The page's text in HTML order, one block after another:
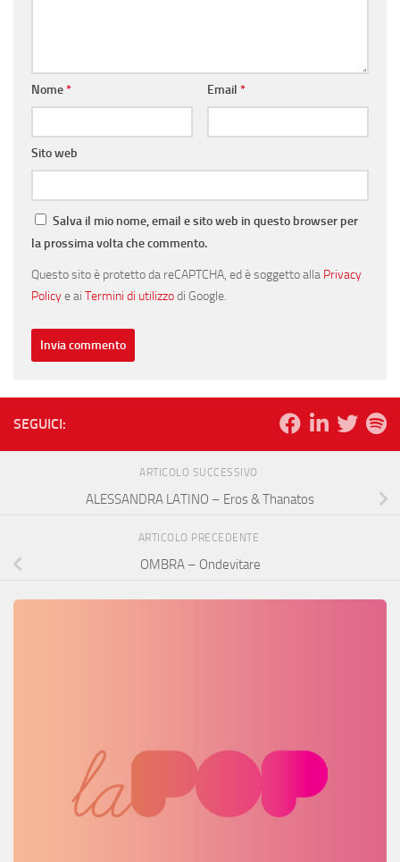
Nome* Email *
Sito web
Salva il mio nome, email e sito web in questo browser per
la prossima volta che commento.
Questo sito è protetto da reCAPTCHA, ed è soggetto alla Privacy
Policye ai Termini di utilizzodi Google.
SEGUICI:
ARTICOLO SUCCESSIVO
ALESSANDRA LATINO – Eros & Thanatos
ARTICOLO PRECEDENTE
OMBRA – Ondevitare